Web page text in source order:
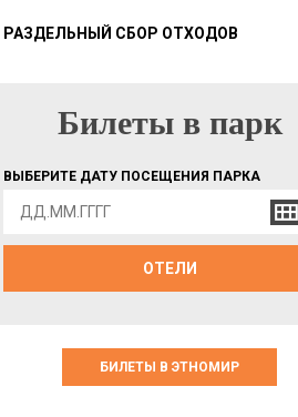
РАЗДЕЛЬНЫЙ СБОР ОТХОДОВ
БИЛЕТЫ В ПАРК
Билеты в парк
ВЫБЕРИТЕ ДАТУ ПОСЕЩЕНИЯ ПАРКА
ОТЕЛИ
БИЛЕТЫ В ЭТНОМИР